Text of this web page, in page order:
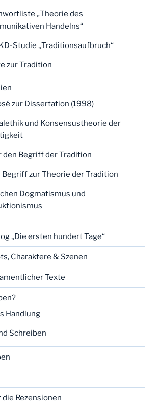
„Theorie des
Handelns“
Studie „Traditionsaufbruch“
zur Tradition
zur Dissertation (1998)
und Konsensustheorie der
den Begriff der Tradition
Begriff zur Theorie der Tradition
Dogmatismus und
„Die ersten hundert Tage“
Charaktere & Szenen
Texte
Handlung
Schreiben
Rezensionen